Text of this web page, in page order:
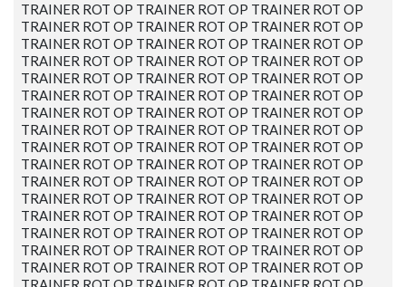
TRAINER ROT OP TRAINER ROT OP TRAINER ROT OP
TRAINER ROT OP TRAINER ROT OP TRAINER ROT OP
TRAINER ROT OP TRAINER ROT OP TRAINER ROT OP
TRAINER ROT OP TRAINER ROT OP TRAINER ROT OP
TRAINER ROT OP TRAINER ROT OP TRAINER ROT OP
TRAINER ROT OP TRAINER ROT OP TRAINER ROT OP
TRAINER ROT OP TRAINER ROT OP TRAINER ROT OP
TRAINER ROT OP TRAINER ROT OP TRAINER ROT OP
TRAINER ROT OP TRAINER ROT OP TRAINER ROT OP
TRAINER ROT OP TRAINER ROT OP TRAINER ROT OP
TRAINER ROT OP TRAINER ROT OP TRAINER ROT OP
TRAINER ROT OP TRAINER ROT OP TRAINER ROT OP
TRAINER ROT OP TRAINER ROT OP TRAINER ROT OP
TRAINER ROT OP TRAINER ROT OP TRAINER ROT OP
TRAINER ROT OP TRAINER ROT OP TRAINER ROT OP
TRAINER ROT OP TRAINER ROT OP TRAINER ROT OP